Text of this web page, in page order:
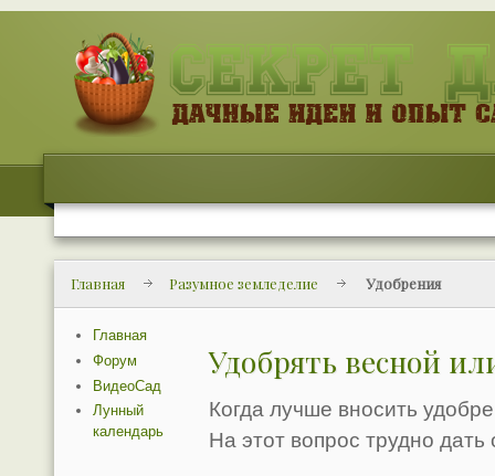
Главная Разумное земледелие Удобрения
Удобрять весной
Когда лучше вносить
На этот вопрос трудно дать
Главная
Форум
ВидеоСад
Лунный
календарь